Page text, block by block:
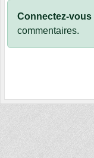
Connectez-vous
commentaires.